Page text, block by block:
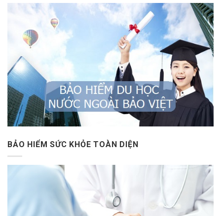
BẢO HIỂM SỨC KHỎE TOÀN DIỆN